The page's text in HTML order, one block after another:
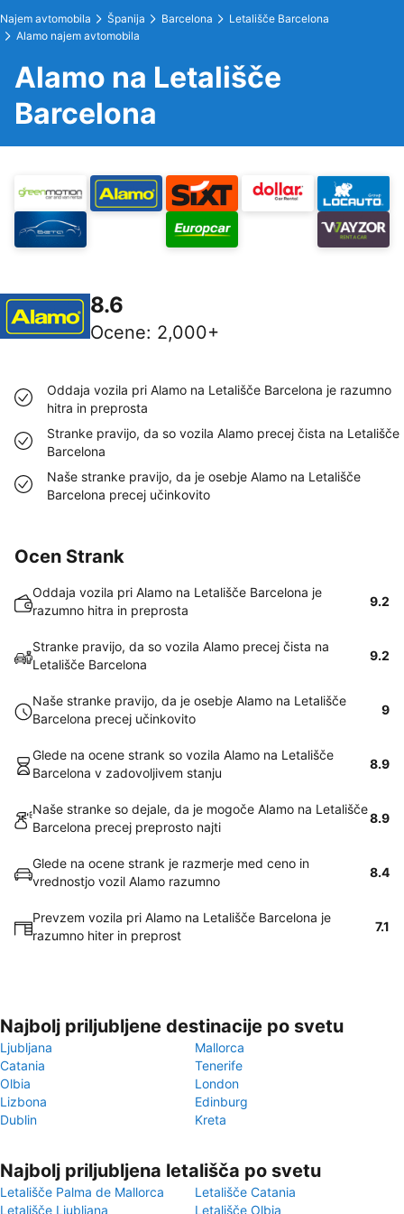
Najem avtomobila Španija Barcelona
Letališče Barcelona
Alamo najem avtomobila
Alamo na Letališče
Barcelona
8.6
Ocene: 2,000+
Oddaja vozila pri Alamo na Letališče Barcelona je razumno
hitra in preprosta
Stranke pravijo, da so vozila Alamo precej čista na Letališče
Barcelona
Naše stranke pravijo, da je osebje Alamo na Letališče
Barcelona precej učinkovito
Ocen Strank
Oddaja vozila pri Alamo na Letališče Barcelona je
razumno hitra in preprosta
9.2
Stranke pravijo, da so vozila Alamo precej čista na
Letališče Barcelona
9.2
Naše stranke pravijo, da je osebje Alamo na Letališče
Barcelona precej učinkovito
9
Glede na ocene strank so vozila Alamo na Letališče
Barcelona v zadovoljivem stanju
8.9
Naše stranke so dejale, da je mogoče Alamo na Letališče
Barcelona precej preprosto najti
8.9
Glede na ocene strank je razmerje med ceno in
vrednostjo vozil Alamo razumno
8.4
Prevzem vozila pri Alamo na Letališče Barcelona je
razumno hiter in preprost
7.1
Najbolj priljubljene destinacije po svetu
Ljubljana
Mallorca
Catania
Tenerife
Olbia
London
Lizbona
Edinburg
Dublin
Kreta
Najbolj priljubljena letališča po svetu
Letališče Palma de Mallorca
Letališče Catania
Letališče Ljubljana
Letališče Olbia